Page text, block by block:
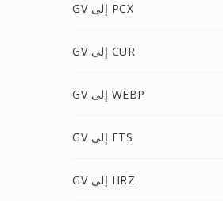
GV إلى PCX
GV إلى CUR
GV إلى WEBP
GV إلى FTS
GV إلى HRZ